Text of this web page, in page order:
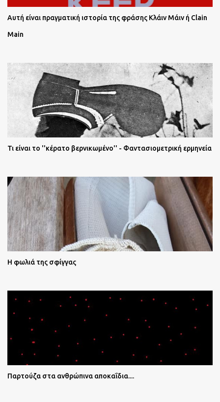
Αυτή είναι πραγματική ιστορία της φράσης Κλάιν Μάιν ή Clain
Main
Τι είναι το ''κέρατο βερνικωμένο'' - Φαντασιομετρική ερμηνεία
Η φωλιά της σφίγγας
Παρτούζα στα ανθρώπινα αποκαΐδια....